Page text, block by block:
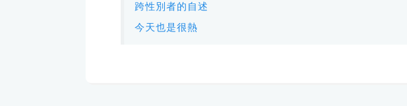
跨性別者的自述
今天也是很熱